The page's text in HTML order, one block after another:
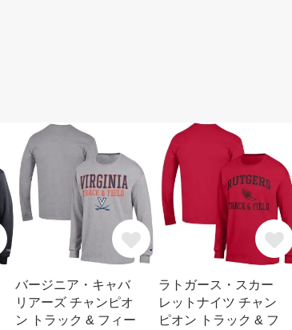
バージニア・キャバ
リアーズ チャンピオ
ン トラック & フィー
ラトガース・スカー
レットナイツ チャン
ピオン トラック & フ